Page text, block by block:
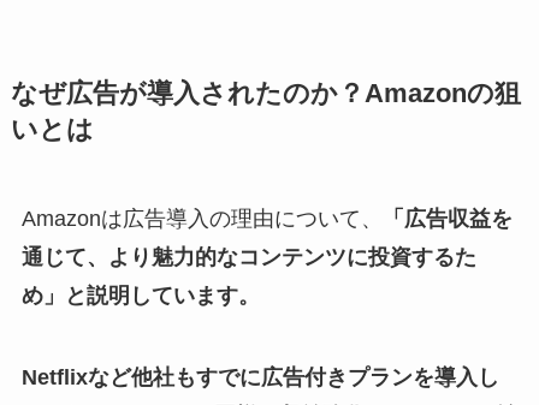
なぜ広告が導入されたのか？Amazonの狙
いとは
Amazonは広告導入の理由について、
「広告収益を
通じて、より魅力的なコンテンツに投資するた
め」と説明しています。
Netflixなど他社もすでに広告付きプランを導入し